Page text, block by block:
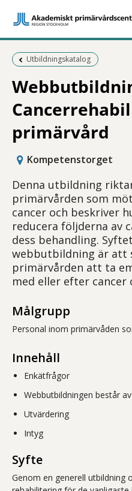
Föregående sida:
Utbildningskatalog
primärvård
Kompetenstorget
Denna utbildning
primärvården som
cancer och beskriver
reducera följderna av
dess behandling.
webbutbildning är att
primärvården att ta
med eller efter cancer
Målgrupp
Personal inom primärvåden
Innehåll
Enkätfrågor
Webbutbildningen består
Utvärdering
Intyg
Syfte
Genom en generell utbildning